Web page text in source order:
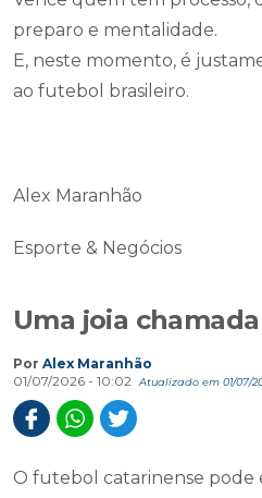
preparo e mentalidade.
E, neste momento, é
ao futebol brasileiro.
Alex Maranhão
Esporte & Negócios
Uma joia
Por Alex Maranhão
01/07/2026 - 10:02
Atualizado em 01/07/
O futebol catarinense pode